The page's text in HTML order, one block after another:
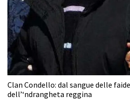
Clan Condello: dal sangue delle
dell’‘ndrangheta reggina